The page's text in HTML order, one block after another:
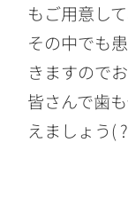
もご用意して
その中でも
きますので
皆さんで歯
えましょう(